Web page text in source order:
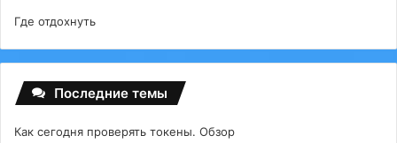
Где отдохнуть
Последние темы
Как сегодня проверять токены. Обзор